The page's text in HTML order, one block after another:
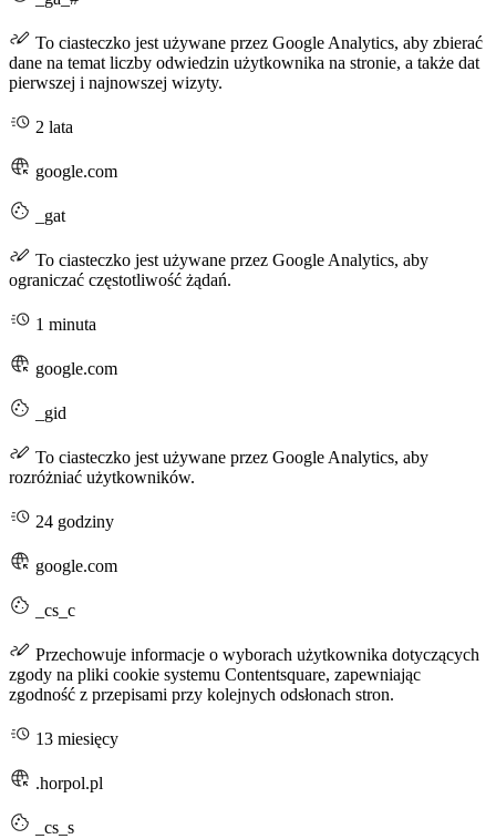
To ciasteczko jest używane przez Google Analytics, aby zbierać
dane na temat liczby odwiedzin użytkownika na stronie, a także dat
pierwszej i najnowszej wizyty.
2 lata
google.com
_gat
To ciasteczko jest używane przez Google Analytics, aby
ograniczać częstotliwość żądań.
1 minuta
google.com
_gid
To ciasteczko jest używane przez Google Analytics, aby
rozróżniać użytkowników.
24 godziny
google.com
_cs_c
Przechowuje informacje o wyborach użytkownika dotyczących
zgody na pliki cookie systemu Contentsquare, zapewniając
zgodność z przepisami przy kolejnych odsłonach stron.
13 miesięcy
.horpol.pl
_cs_s